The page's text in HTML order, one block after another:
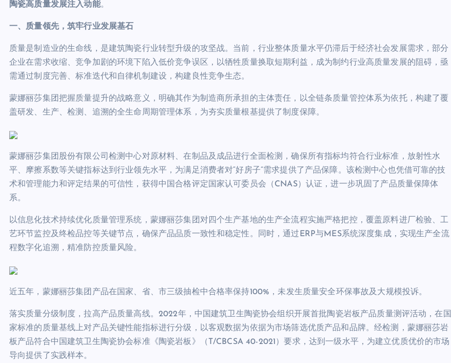
陶瓷高质量发展注入动能。
一、质量领先，筑牢行业发展基石
质量是制造业的生命线，是建筑陶瓷行业转型升级的攻坚战。当前，行业整体质量水平仍滞后于经济社会发展需求，部分
企业在需求收缩、竞争加剧的环境下陷入低价竞争误区，以牺牲质量换取短期利益，成为制约行业高质量发展的阻碍，亟
需通过制度完善、标准迭代和自律机制建设，构建良性竞争生态。
蒙娜丽莎集团把握质量提升的战略意义，明确其作为制造商所承担的主体责任，以全链条质量管控体系为依托，构建了覆
盖研发、生产、检测、追溯的全生命周期管理体系，为夯实质量根基提供了制度保障。
蒙娜丽莎集团股份有限公司检测中心对原材料、在制品及成品进行全面检测，确保所有指标均符合行业标准，放射性水
平、摩擦系数等关键指标达到行业领先水平，为满足消费者对“好房子”需求提供了产品保障。该检测中心也凭借可靠的技
术和管理能力和评定结果的可信性，获得中国合格评定国家认可委员会（CNAS）认证，进一步巩固了产品质量保障体
系。
以信息化技术持续优化质量管理系统，蒙娜丽莎集团对四个生产基地的生产全流程实施严格把控，覆盖原料进厂检验、工
艺环节监控及终检品控等关键节点，确保产品品质一致性和稳定性。同时，通过ERP与MES系统深度集成，实现生产全流
程数字化追溯，精准防控质量风险。
近五年，蒙娜丽莎集团产品在国家、省、市三级抽检中合格率保持100%，未发生质量安全环保事故及大规模投诉。
落实质量分级制度，拉高产品质量高线。2022年，中国建筑卫生陶瓷协会组织开展首批陶瓷岩板产品质量测评活动，在国
家标准的质量基线上对产品关键性能指标进行分级，以客观数据为依据为市场筛选优质产品和品牌。经检测，蒙娜丽莎岩
板产品符合中国建筑卫生陶瓷协会标准《陶瓷岩板》（T/CBCSA 40-2021）要求，达到一级水平，为建立优质优价的市场
导向提供了实践样本。